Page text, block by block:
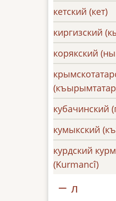
кетский (кет)
киргизский
корякский
кубачинский
кумыкский
курдский
(Kurmancî)
л